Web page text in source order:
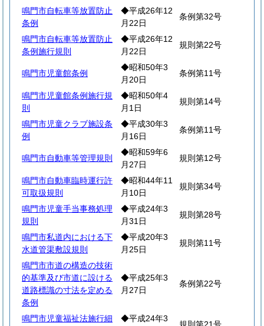
鳴門市自転車等放置防止
条例
◆平成26年12
月22日
条例第32号
鳴門市自転車等放置防止
条例施行規則
◆平成26年12
月22日
規則第22号
鳴門市児童館条例
◆昭和50年3
月20日
条例第11号
鳴門市児童館条例施行規
則
◆昭和50年4
月1日
規則第14号
鳴門市児童クラブ施設条
例
◆平成30年3
月16日
条例第11号
鳴門市自動車等管理規則
◆昭和59年6
月27日
規則第12号
鳴門市自動車臨時運行許
可取扱規則
◆昭和44年11
月10日
規則第34号
鳴門市児童手当事務処理
規則
◆平成24年3
月31日
規則第28号
鳴門市私道内における下
水道管渠敷設規則
◆平成20年3
月25日
規則第11号
鳴門市市道の構造の技術
的基準及び市道に設ける
道路標識の寸法を定める
条例
◆平成25年3
月27日
条例第22号
鳴門市児童福祉法施行細
◆平成24年3